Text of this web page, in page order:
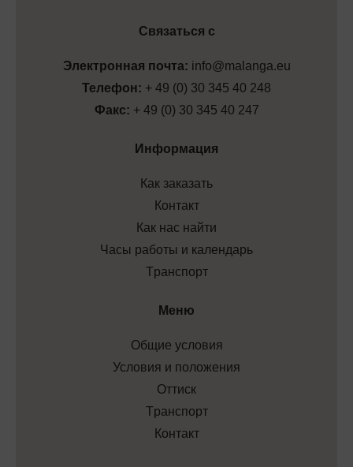
Связаться с
Электронная почта: info@malanga.eu
Телефон: + 49 (0) 30 345 40 248
Факс: + 49 (0) 30 345 40 247
Информация
Как заказать
Контакт
Как нас найти
Часы работы и календарь
Tранспорт
Меню
Общие условия
Условия и положения
Оттиск
Tранспорт
Контакт